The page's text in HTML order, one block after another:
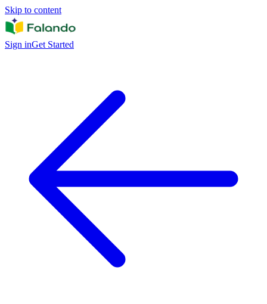
Skip to content
Sign inGet Started